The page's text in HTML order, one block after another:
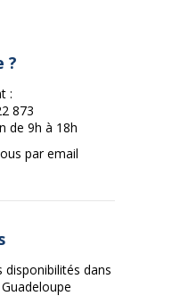
?
:
873
de 9h à 18h
par email
disponibilités dans